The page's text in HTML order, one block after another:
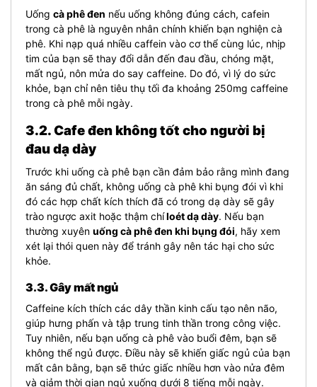
Uống cà phê đen nếu uống không đúng cách, cafein
trong cà phê là nguyên nhân chính khiến bạn nghiện cà
phê. Khi nạp quá nhiều caffein vào cơ thể cùng lúc, nhịp
tim của bạn sẽ thay đổi dẫn đến đau đầu, chóng mặt,
mất ngủ, nôn mửa do say caffeine. Do đó, vì lý do sức
khỏe, bạn chỉ nên tiêu thụ tối đa khoảng 250mg caffeine
trong cà phê mỗi ngày.
3.2. Cafe đen không tốt cho người bị
đau dạ dày
Trước khi uống cà phê bạn cần đảm bảo rằng mình đang
ăn sáng đủ chất, không uống cà phê khi bụng đói vì khi
đó các hợp chất kích thích đã có trong dạ dày sẽ gây
trào ngược axit hoặc thậm chíloét dạ dày. Nếu bạn
thường xuyên uống cà phê đen khi bụng đói, hãy xem
xét lại thói quen này để tránh gây nên tác hại cho sức
khỏe.
3.3. Gây mất ngủ
Caffeine kích thích các dây thần kinh cấu tạo nên não,
giúp hưng phấn và tập trung tinh thần trong công việc.
Tuy nhiên, nếu bạn uống cà phê vào buổi đêm, bạn sẽ
không thể ngủ được. Điều này sẽ khiến giấc ngủ của bạn
mất cân bằng, bạn sẽ thức giấc nhiều hơn vào nửa đêm
và giảm thời gian ngủ xuống dưới 8 tiếng mỗi ngày.